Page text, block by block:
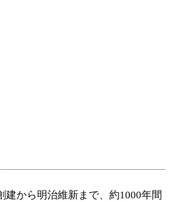
建から明治維新まで、約1000年間